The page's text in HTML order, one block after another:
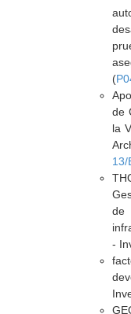
(
de
la
13/
de
-